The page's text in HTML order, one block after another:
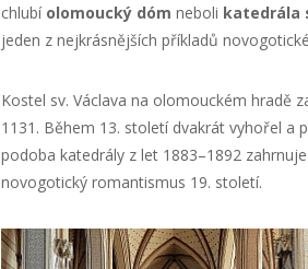
chlubí olomoucký dóm neboli katedrála
jeden z nejkrásnějších příkladů
Kostel sv. Václava na olomouckém hradě
1131. Během 13. století dvakrát vyhořel a
podoba katedrály z let 1883–1892
novogotický romantismus 19. století.